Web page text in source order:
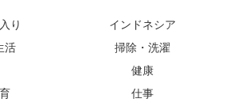
り
インドネシア
活
掃除・洗濯
健康
仕事